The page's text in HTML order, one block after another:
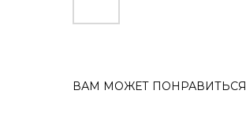
ВАМ МОЖЕТ ПОНРАВИТЬСЯ